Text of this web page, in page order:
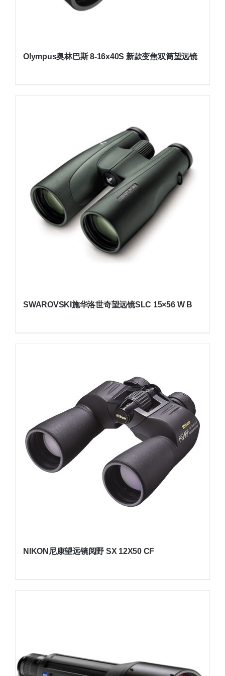
Olympus奥林巴斯 8-16x40S 新款变焦双筒望远镜
SWAROVSKI施华洛世奇望远镜SLC 15×56 W B
NIKON尼康望远镜阅野 SX 12X50 CF